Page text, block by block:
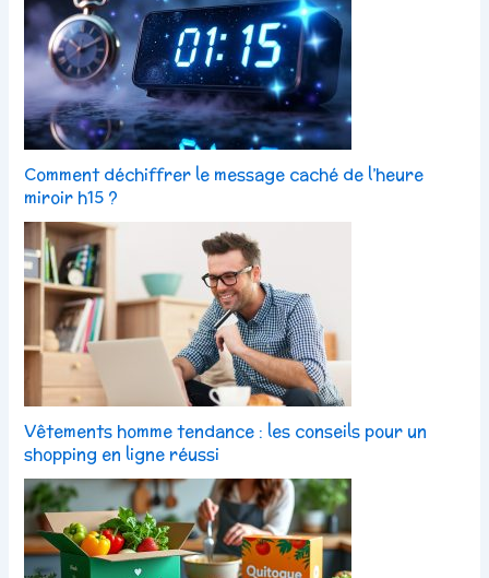
Comment déchiffrer le message caché de l’heure
miroir h15 ?
Vêtements homme tendance : les conseils pour un
shopping en ligne réussi